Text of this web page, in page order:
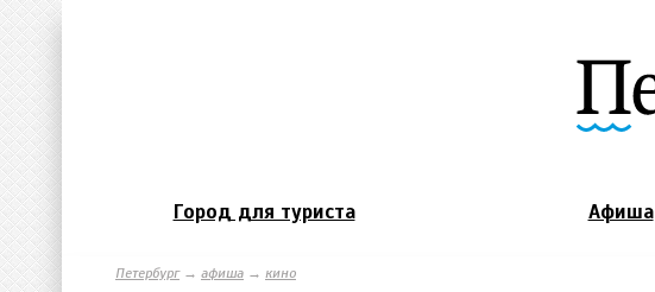
Город для туриста Афиша
Петербург→ афиша → кино